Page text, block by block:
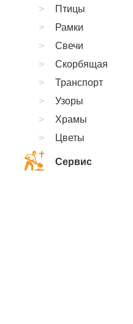
Птицы
Рамки
Свечи
Скорбящая
Транспорт
Узоры
Храмы
Цветы
Сервис